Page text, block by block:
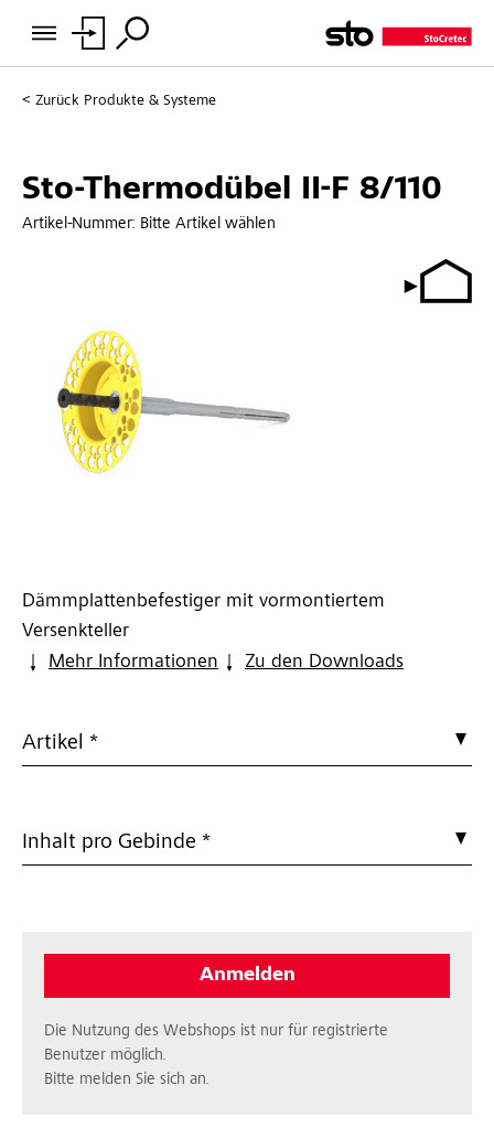
Zurück Produkte & Systeme
Sto-Thermodübel II-F 8/110
Artikel-Nummer: Bitte Artikel wählen
Dämmplattenbefestiger mit vormontiertem
Versenkteller
Mehr Informationen
Zu den Downloads
Artikel *
Inhalt pro Gebinde *
Anmelden
Die Nutzung des Webshops ist nur für registrierte
Benutzer möglich.
Bitte melden Sie sich an.